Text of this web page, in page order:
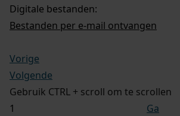
Digitale bestanden:
Bestanden per e-mail ontvangen
Vorige
Volgende
Gebruik CTRL + scroll om te scrollen
Ga